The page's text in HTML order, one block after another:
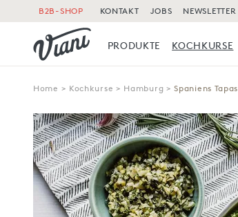
B2B-SHOP KONTAKT JOBS NEWSLETTER
PRODUKTE KOCHKURSE
Home > Kochkurse > Hamburg >Spaniens Tapas